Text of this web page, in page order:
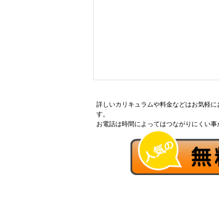
0120-868-
詳しいカリキュラムや料金などはお気軽
す。
お電話は時間によってはつながりにくい